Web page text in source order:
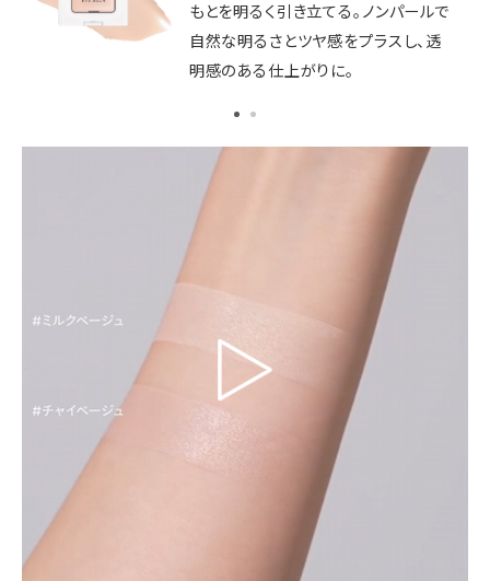
もとを明るく引き立てる。ノンパールで
自然な明るさとツヤ感をプラスし、透
明感のある仕上がりに。
象へ。ノンパールで自然な明るさとツ
ヤ感をプラスし、まるで素まぶたが美し
く整ったような仕上がりに。